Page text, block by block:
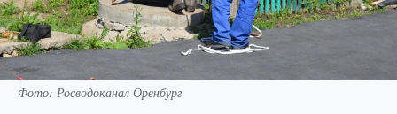
Фото: Росводоканал Оренбург